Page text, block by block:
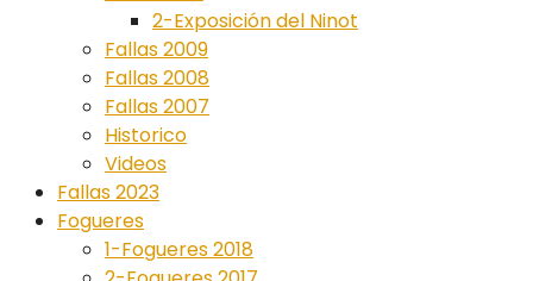
2-Exposición del Ninot
Fallas 2009
Fallas 2008
Fallas 2007
Historico
Videos
Fallas 2023
Fogueres
1-Fogueres 2018